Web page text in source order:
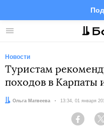
Меню
Новости
Туристам
походов в Карпаты
Автор:
Ольга Матвеева Дата:
13:34, 01 января